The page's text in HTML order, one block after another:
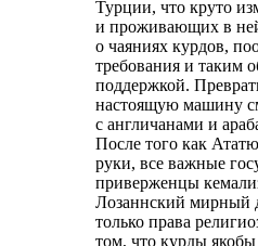
Турции, что круто
и проживающих в
о чаяниях курдов,
требования и таким
поддержкой.
настоящую машину
с англичанами и
После того как
руки, все важные
приверженцы
Лозаннский мирный
только права
том, что курды